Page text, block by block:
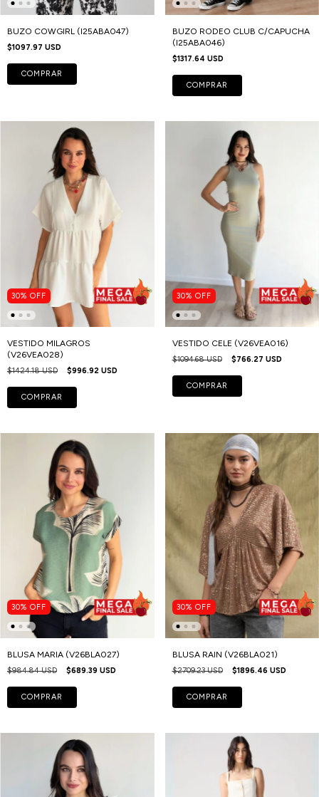
BUZO COWGIRL (I25ABA047)
$1097.97 USD
COMPRAR
BUZO RODEO CLUB C/CAPUCHA
(I25ABA046)
$1317.64 USD
COMPRAR
30% OFF
VESTIDO MILAGROS
(V26VEA028)
$1424.18 USD $996.92 USD
COMPRAR
30% OFF
VESTIDO CELE (V26VEA016)
$1094.68 USD $766.27 USD
COMPRAR
30% OFF
BLUSA MARIA (V26BLA027)
$984.84 USD $689.39 USD
COMPRAR
30% OFF
BLUSA RAIN (V26BLA021)
$2709.23 USD $1896.46 USD
COMPRAR